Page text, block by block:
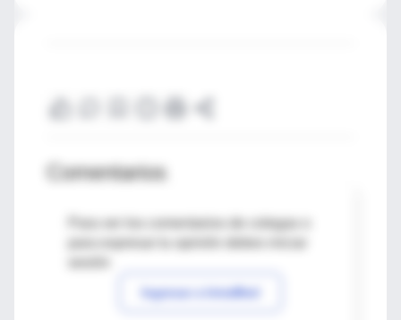
Comentarios
Para ver los comentarios de colegas o
Ingresar a IntraMed